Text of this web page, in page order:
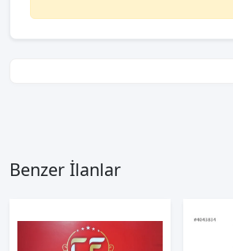
Benzer İlanlar